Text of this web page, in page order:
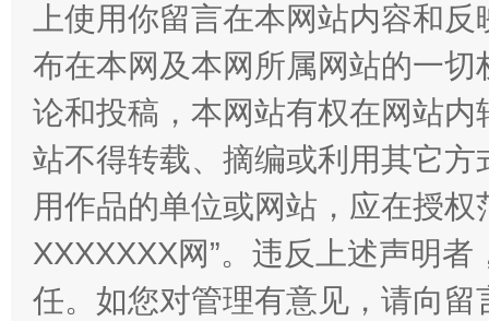
“蜀中异人”王建安的艺术幻境
上使用你留言在本网站内容和
布在本网及本网所属网站的一
论和投稿，本网站有权在网站
站不得转载、摘编或利用其它
用作品的单位或网站，应在授
XXXXXXX网”。违反上述声明
任。如您对管理有意见，请向